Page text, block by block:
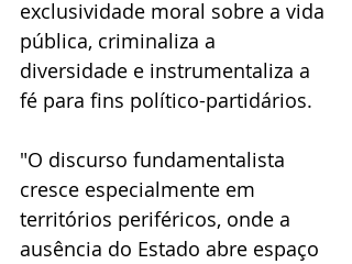
exclusividade moral sobre a vida
pública, criminaliza a
diversidade e instrumentaliza a
fé para fins político-partidários.
"O discurso fundamentalista
cresce especialmente em
territórios periféricos, onde a
ausência do Estado abre espaço